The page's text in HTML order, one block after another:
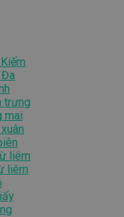
Đa
trưng
mai
liêm
liêm